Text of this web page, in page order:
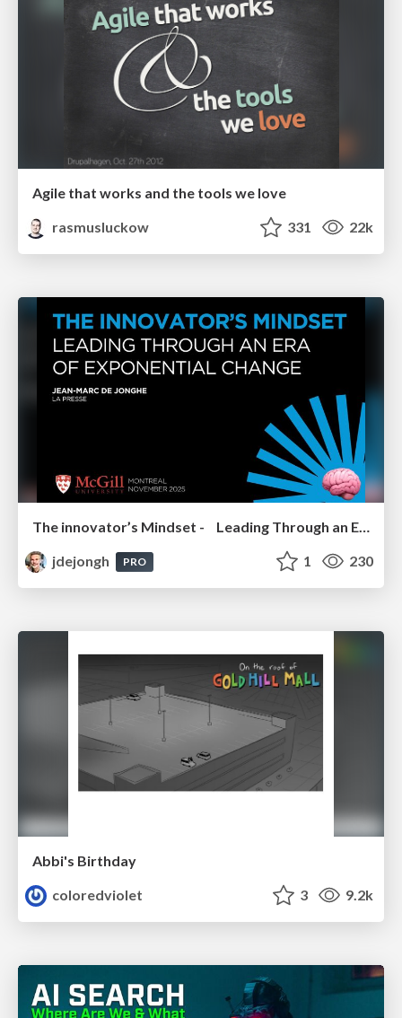
Agile that works and the tools we love
rasmusluckow
331 22k
The innovator’s Mindset - Leading Through an Era of Exponential Change - McGill University 2025
jdejongh
PRO 1 230
Abbi's Birthday
coloredviolet
3 9.2k